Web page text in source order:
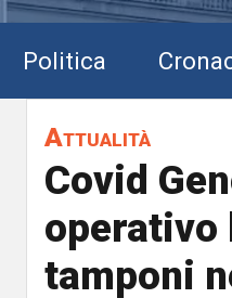
Politica
Attualità
Covid
operativo
tamponi